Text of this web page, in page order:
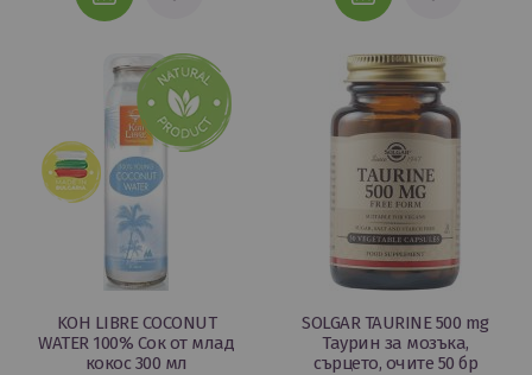
ЛЮБИМИ
ЛЮБИМИ
KOH LIBRE COCONUT
WATER 100% Сок от млад
кокос 300 мл
SOLGAR TAURINE 500 mg
Таурин за мозъка,
сърцето, очите 50 бр